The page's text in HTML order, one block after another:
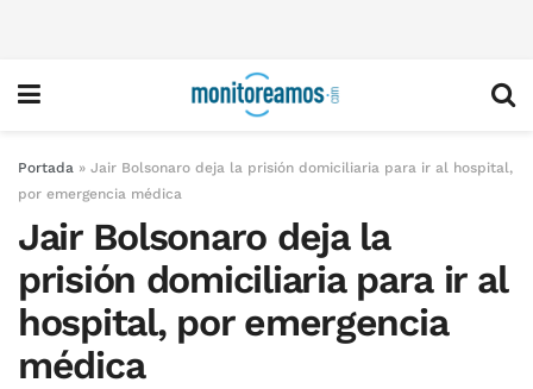
Portada » Jair Bolsonaro deja la prisión domiciliaria para ir al hospital,
por emergencia médica
Jair Bolsonaro deja la
prisión domiciliaria para ir al
hospital, por emergencia
médica